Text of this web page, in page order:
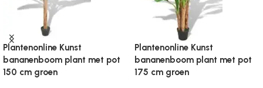
met pot
Plantenonline Kunst calla lelie
plant met pot 45 cm rood en
Plantenonline
plant met pot